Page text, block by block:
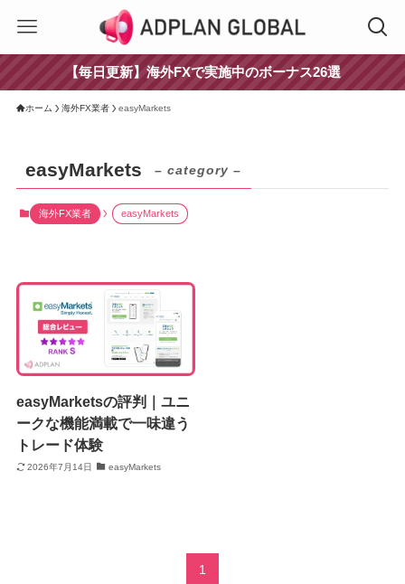
【毎日更新】海外FXで実施中のボーナス26選
ホーム 海外FX業者 easyMarkets
easyMarkets – category –
海外FX業者 easyMarkets
easyMarketsの評判｜ユニ
ークな機能満載で一味違う
トレード体験
2026年7月14日 easyMarkets
1